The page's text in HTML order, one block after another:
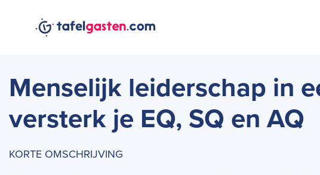
Menselijk leiderschap in
versterk je EQ, SQ en AQ
KORTE OMSCHRIJVING